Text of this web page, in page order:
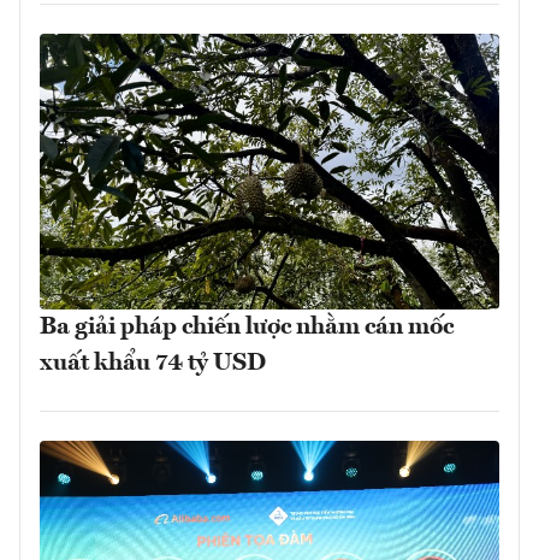
Ba giải pháp chiến lược nhằm cán mốc
xuất khẩu 74 tỷ USD